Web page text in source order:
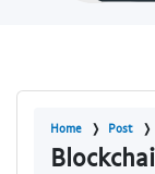
Home Post